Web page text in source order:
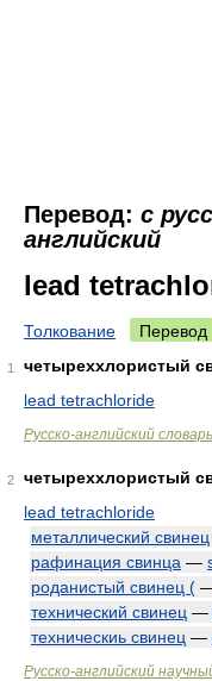
Перевод: с
английский
lead
Толкование Перевод
1
четыреххлористый
lead tetrachloride
Русско-английский
2
четыреххлористый
lead tetrachloride
металлический свинец
рафинация свинца —
роданистый свинец (
технический свинец —
техническиь свинец —
Русско-английский